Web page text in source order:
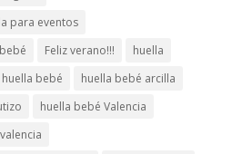
para eventos
Feliz verano!!!
huella
huella bebé
huella bebé arcilla
huella bebé Valencia